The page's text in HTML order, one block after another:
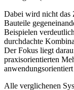
Dabei wird nicht das
Bauteile
Beispielen
durchdachte
Der Fokus liegt
praxisorientierten
Alle verglichenen